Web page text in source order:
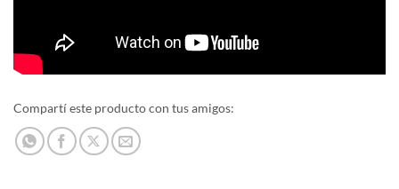
Compartí este producto con tus amigos: